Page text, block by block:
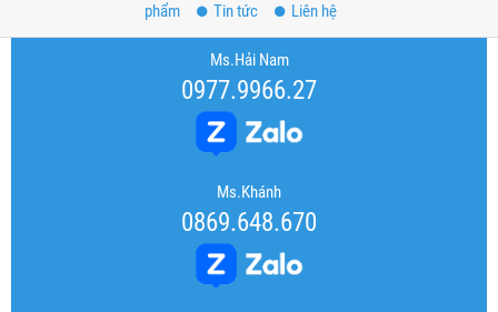
phẩm
Tin tức Liên hệ
Ms.Hải Nam
0977.9966.27
Ms.Khánh
0869.648.670